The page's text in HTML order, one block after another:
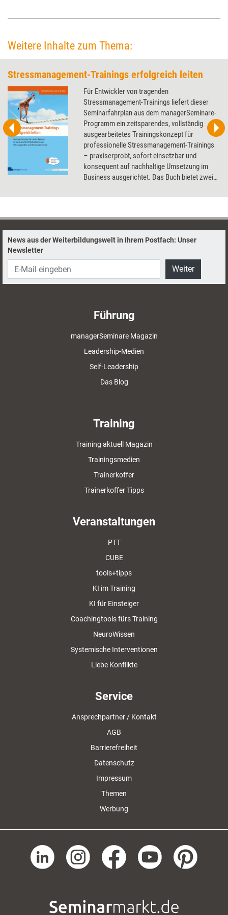
Weitere Inhalte zum Thema:
Stressmanagement-Trainings erfolgreich leiten
Für Entwickler von tragenden
Stressmanagement-Trainings liefert dieser
Seminarfahrplan aus dem managerSeminare-
Programm ein zeitsparendes, vollständig
ausgearbeitetes Trainingskonzept für
professionelle Stressmanagement-Trainings
– praxiserprobt, sofort einsetzbar und
konsequent auf nachhaltige Umsetzung im
Business ausgerichtet. Das Buch bietet zwei
Zwei-Tages-Seminar für Mitarbeitende und ein
ergänzt um einen Follow-up-Workshop zur
Vertiefung.
News aus der Weiterbildungswelt in Ihrem Postfach: Unser
Newsletter
Weiter
Führung
managerSeminare Magazin
Leadership-Medien
Self-Leadership
Das Blog
Training
Training aktuell Magazin
Trainingsmedien
Trainerkoffer
Trainerkoffer Tipps
Veranstaltungen
PTT
CUBE
tools+tipps
KI im Training
KI für Einsteiger
Coachingtools fürs Training
NeuroWissen
Systemische Interventionen
Liebe Konflikte
Service
Ansprechpartner / Kontakt
AGB
Barrierefreiheit
Datenschutz
Impressum
Themen
Werbung